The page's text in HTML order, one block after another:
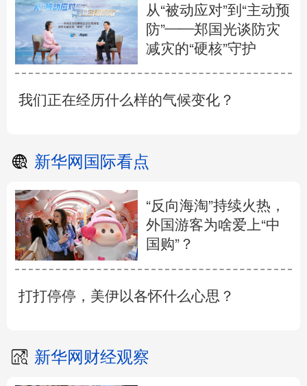
从“被动应对”到“主动预
防”——郑国光谈防灾
减灾的“硬核”守护
我们正在经历什么样的气候变化？
新华网国际看点
“反向海淘”持续火热，
外国游客为啥爱上“中
国购”？
打打停停，美伊以各怀什么心思？
新华网财经观察